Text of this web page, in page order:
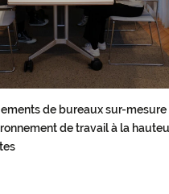
de bureaux sur-mesure
de travail à la